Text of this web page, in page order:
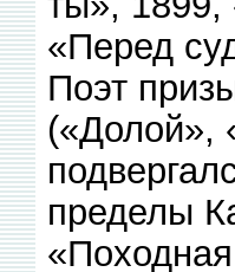
«Перед
Поэт
(«Долой»,
пределы